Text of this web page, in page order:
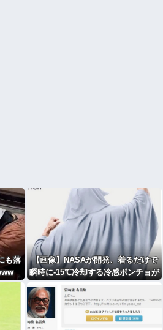
も落
【画像】NASAが開発、着るだけで
瞬時に-15℃冷却する冷感ポンチョが